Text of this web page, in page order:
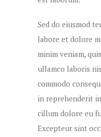
Sed do eiusmod
labore et dolore
minim veniam,
ullamco laboris
commodo
in reprehenderit
cillum dolore eu
Excepteur sint